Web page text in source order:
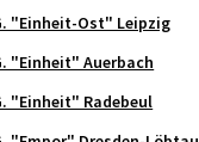
"Einheit-Ost" Leipzig
"Einheit" Auerbach
"Einheit" Radebeul